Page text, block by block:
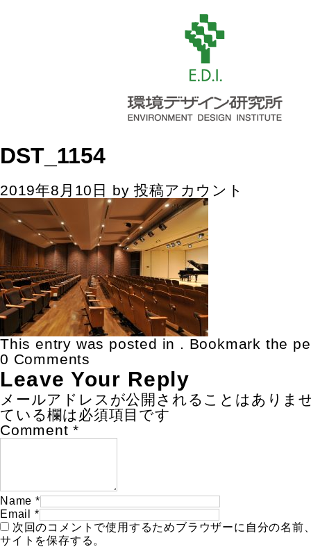
DST_1154
2019年8月10日 by投稿アカウント
This entry was posted in . Bookmark the
0 Comments
Leave Your Reply
メールアドレスが公開されることはありま
ている欄は必須項目です
Comment *
Name *
Email
*
次回のコメントで使用するためブラウザーに自分の名前
サイトを保存する。